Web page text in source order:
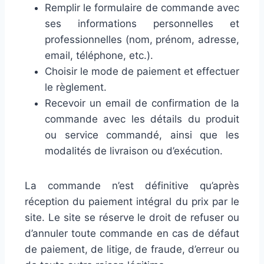
Remplir le formulaire de commande avec
ses informations personnelles et
professionnelles (nom, prénom, adresse,
email, téléphone, etc.).
Choisir le mode de paiement et effectuer
le règlement.
Recevoir un email de confirmation de la
commande avec les détails du produit
ou service commandé, ainsi que les
modalités de livraison ou d’exécution.
La commande n’est définitive qu’après
réception du paiement intégral du prix par le
site. Le site se réserve le droit de refuser ou
d’annuler toute commande en cas de défaut
de paiement, de litige, de fraude, d’erreur ou